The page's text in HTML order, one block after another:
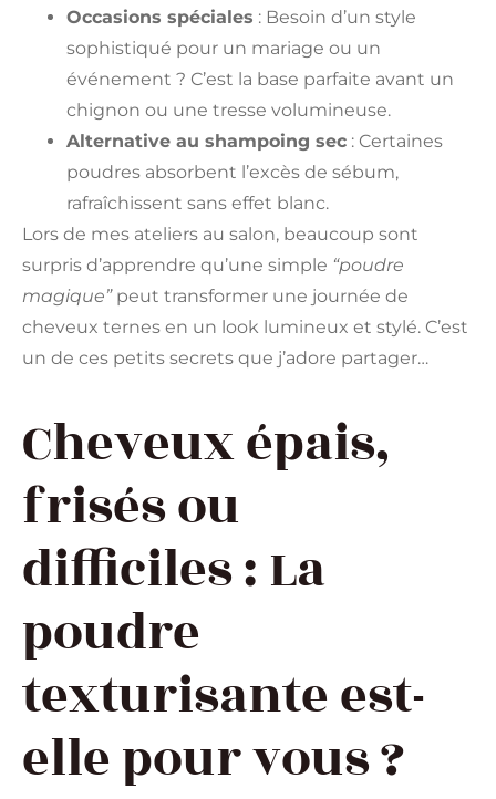
Occasions spéciales : Besoin d’un style
sophistiqué pour un mariage ou un
événement ? C’est la base parfaite avant un
chignon ou une tresse volumineuse.
Alternative au shampoing sec : Certaines
poudres absorbent l’excès de sébum,
rafraîchissent sans effet blanc.
Lors de mes ateliers au salon, beaucoup sont
surpris d’apprendre qu’une simple “poudre
magique”peut transformer une journée de
cheveux ternes en un look lumineux et stylé. C’est
un de ces petits secrets que j’adore partager…
Cheveux épais,
frisés ou
difficiles : La
poudre
texturisante est-
elle pour vous ?